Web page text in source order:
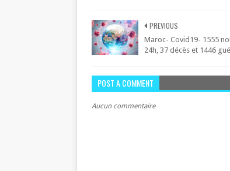
PREVIOUS
Maroc- Covid19- 1555
24h, 37 décès et 1446
POST A COMMENT
Aucun commentaire